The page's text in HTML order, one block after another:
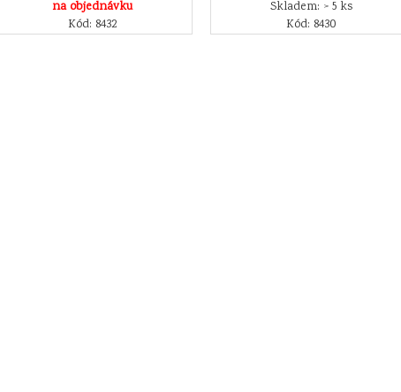
na objednávku
Kód: 8432
Skladem: > 5 ks
Kód: 8430